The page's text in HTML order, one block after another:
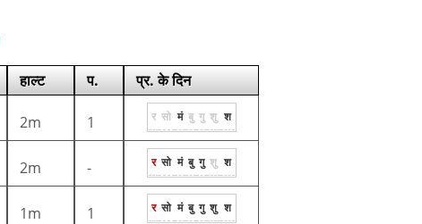
हाल्ट प. प्र. के दिन
2m 1 र सो मं बु गु शु श
2m - र सो मं बु गु शु श
1m 1 र सो मं बु गु शु श